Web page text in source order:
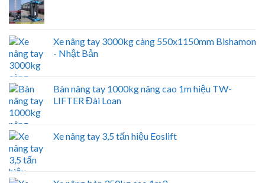
Xe nâng tay 3000kg càng 550x1150mm Bishamon
- Nhật Bản
Bàn nâng tay 1000kg nâng cao 1m hiệu TW-
LIFTER Đài Loan
Xe nâng tay 3,5 tấn hiệu Eoslift